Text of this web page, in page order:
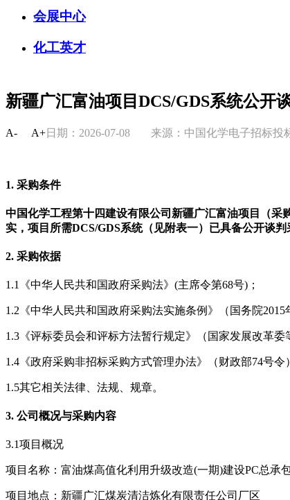
会展中心
化工英才
新疆广汇富油项目DCS/GDS系统公开
A- A+日期：2026-07-08 来源：中国化学电子招标
1. 采购条件
中国化学工程第十四建设有限公司新疆广汇富油项目（采
实，项目所需DCS/GDS系统（见附表一）已具备公开谈判
2. 采购依据
1.1《中华人民共和国政府采购法》(主席令第68号)；
1.2《中华人民共和国政府采购法实施条例》（国务院2015
1.3《评标委员会和评标方法暂行规定》（国家发展改革委
1.4《政府采购非招标采购方式管理办法》（财政部74号令
1.5其它相关法律、法规、规章。
3. 公司概况与采购内容
3.1项目概况
项目名称：富油煤高值化利用升级改造(一期)建设PC总承
项目地点：新疆广汇煤炭清洁炼化有限责任公司厂区